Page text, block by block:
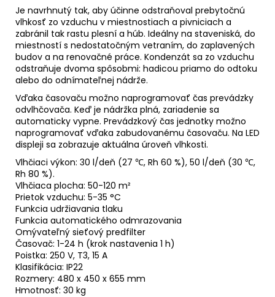
Je navrhnutý tak, aby účinne odstraňoval prebytočnú
vlhkosť zo vzduchu v miestnostiach a pivniciach a
zabránil tak rastu plesní a húb. Ideálny na staveniská, do
miestností s nedostatočným vetraním, do zaplavených
budov a na renovačné práce. Kondenzát sa zo vzduchu
odstraňuje dvoma spôsobmi: hadicou priamo do odtoku
alebo do odnímateľnej nádrže.
Vďaka časovaču možno naprogramovať čas prevádzky
odvlhčovača. Keď je nádržka plná, zariadenie sa
automaticky vypne. Prevádzkový čas jednotky možno
naprogramovať vďaka zabudovanému časovaču. Na LED
displeji sa zobrazuje aktuálna úroveň vlhkosti.
Vlhčiaci výkon: 30 l/deň (27 ℃, Rh 60 %), 50 l/deň (30 ℃,
Rh 80 %).
Vlhčiaca plocha: 50-120 m²
Prietok vzduchu: 5-35 °C
Funkcia udržiavania tlaku
Funkcia automatického odmrazovania
Omývateľný sieťový predfilter
Časovač: 1-24 h (krok nastavenia 1 h)
Poistka: 250 V, T3, 15 A
Klasifikácia: IP22
Rozmery: 480 x 450 x 655 mm
Hmotnosť: 30 kg